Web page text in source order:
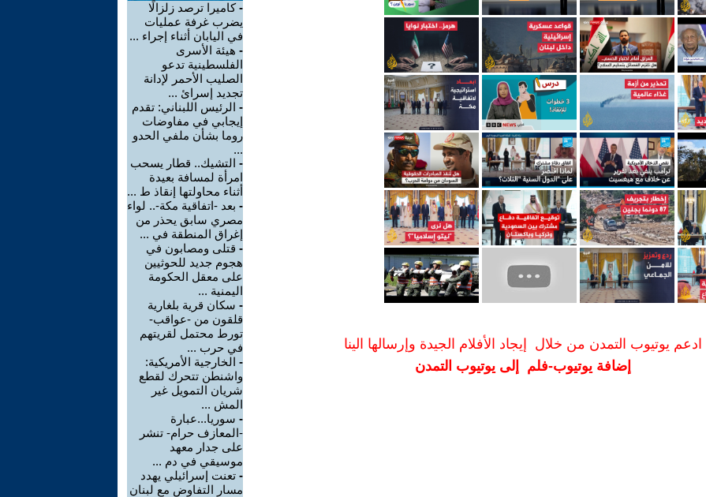
ادعم يوتيوب التمدن من خلال إيجاد الأفلام الجيدة وإرسالها الينا
إضافة يوتيوب-فلم إلى يوتيوب التمدن
-كاميرا ترصد زلزالًا
يضرب غرفة عمليات
في اليابان أثناء إجراء ...
- هيئة الأسرى
الفلسطينية تدعو
الصليب الأحمر لإدانة
تجديد إسرائ ...
- الرئيس اللبناني: تقدم
إيجابي في مفاوضات
روما بشأن ملفي الحدو
...
- التشيك.. قطار يسحب
امرأة لمسافة بعيدة
أثناء محاولتها إنقاذ ط ...
- بعد -اتفاقية مكة-.. لواء
مصري سابق يحذر من
إغراق المنطقة في ...
- قتلى ومصابون في
هجوم جديد للحوثيين
على معقل الحكومة
اليمنية ...
- سكان قرية بلغارية
قلقون من -عواقب-
تورط محتمل لقريتهم
في حرب ...
- الخارجية الأمريكية:
واشنطن تتحرك لقطع
شريان التمويل غير
المش ...
- سوريا...عبارة
-المعازف حرام- تنشر
على جدار معهد
موسيقي في دم ...
- تعنت إسرائيلي يهدد
مسار التفاوض مع لبنان